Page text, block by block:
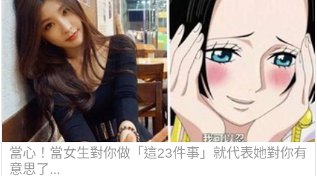
當心！當女生對你做「這23件事」就代表她對你有
意思了...